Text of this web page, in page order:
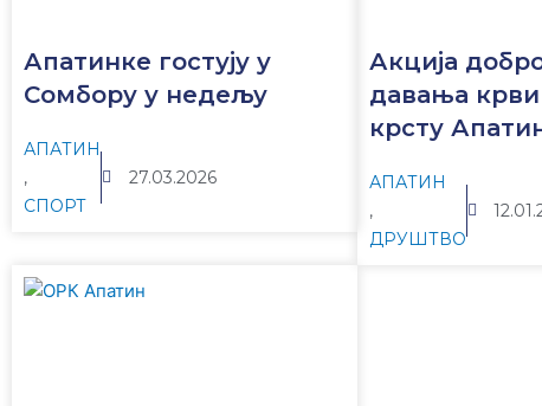
Апатинке гостују у
Сомбору у недељу
АПАТИН
,
СПОРТ
27.03.2026
Акција
давања
крсту
АПАТИН
,
ДРУШТВО